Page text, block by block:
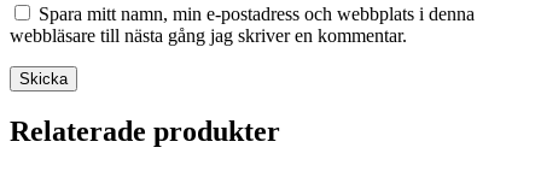
Spara mitt namn, min e-postadress och webbplats i denna
webbläsare till nästa gång jag skriver en kommentar.
Relaterade produkter